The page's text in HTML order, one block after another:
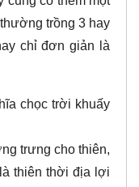
trồng 3 hay
chỉ đơn giản là
chọc trời khuấy
trưng cho thiên,
thiên thời địa lợi